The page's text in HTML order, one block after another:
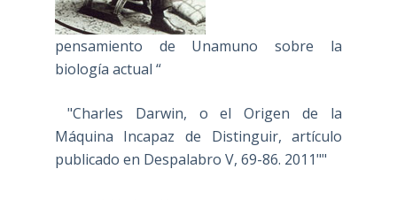
pensamiento de Unamuno sobre la
biología actual “
"Charles Darwin, o el Origen de la
Máquina Incapaz de Distinguir, artículo
publicado en Despalabro V, 69-86. 2011""